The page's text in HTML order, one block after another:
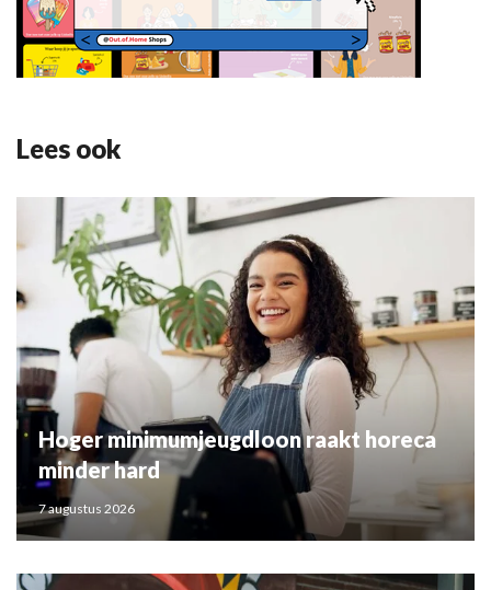
Lees ook
Hoger minimumjeugdloon raakt horeca
minder hard
7 augustus 2026